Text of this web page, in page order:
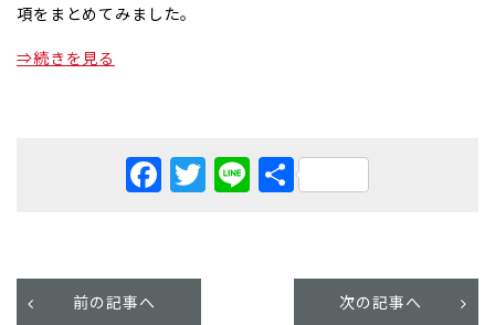
項をまとめてみました。
⇒続きを見る
Facebook
Twitter
Line
共
前の記事へ 次の記事へ